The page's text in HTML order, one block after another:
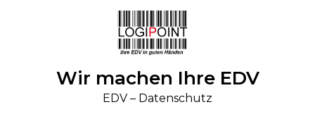
Wir machen Ihre EDV
EDV – Datenschutz